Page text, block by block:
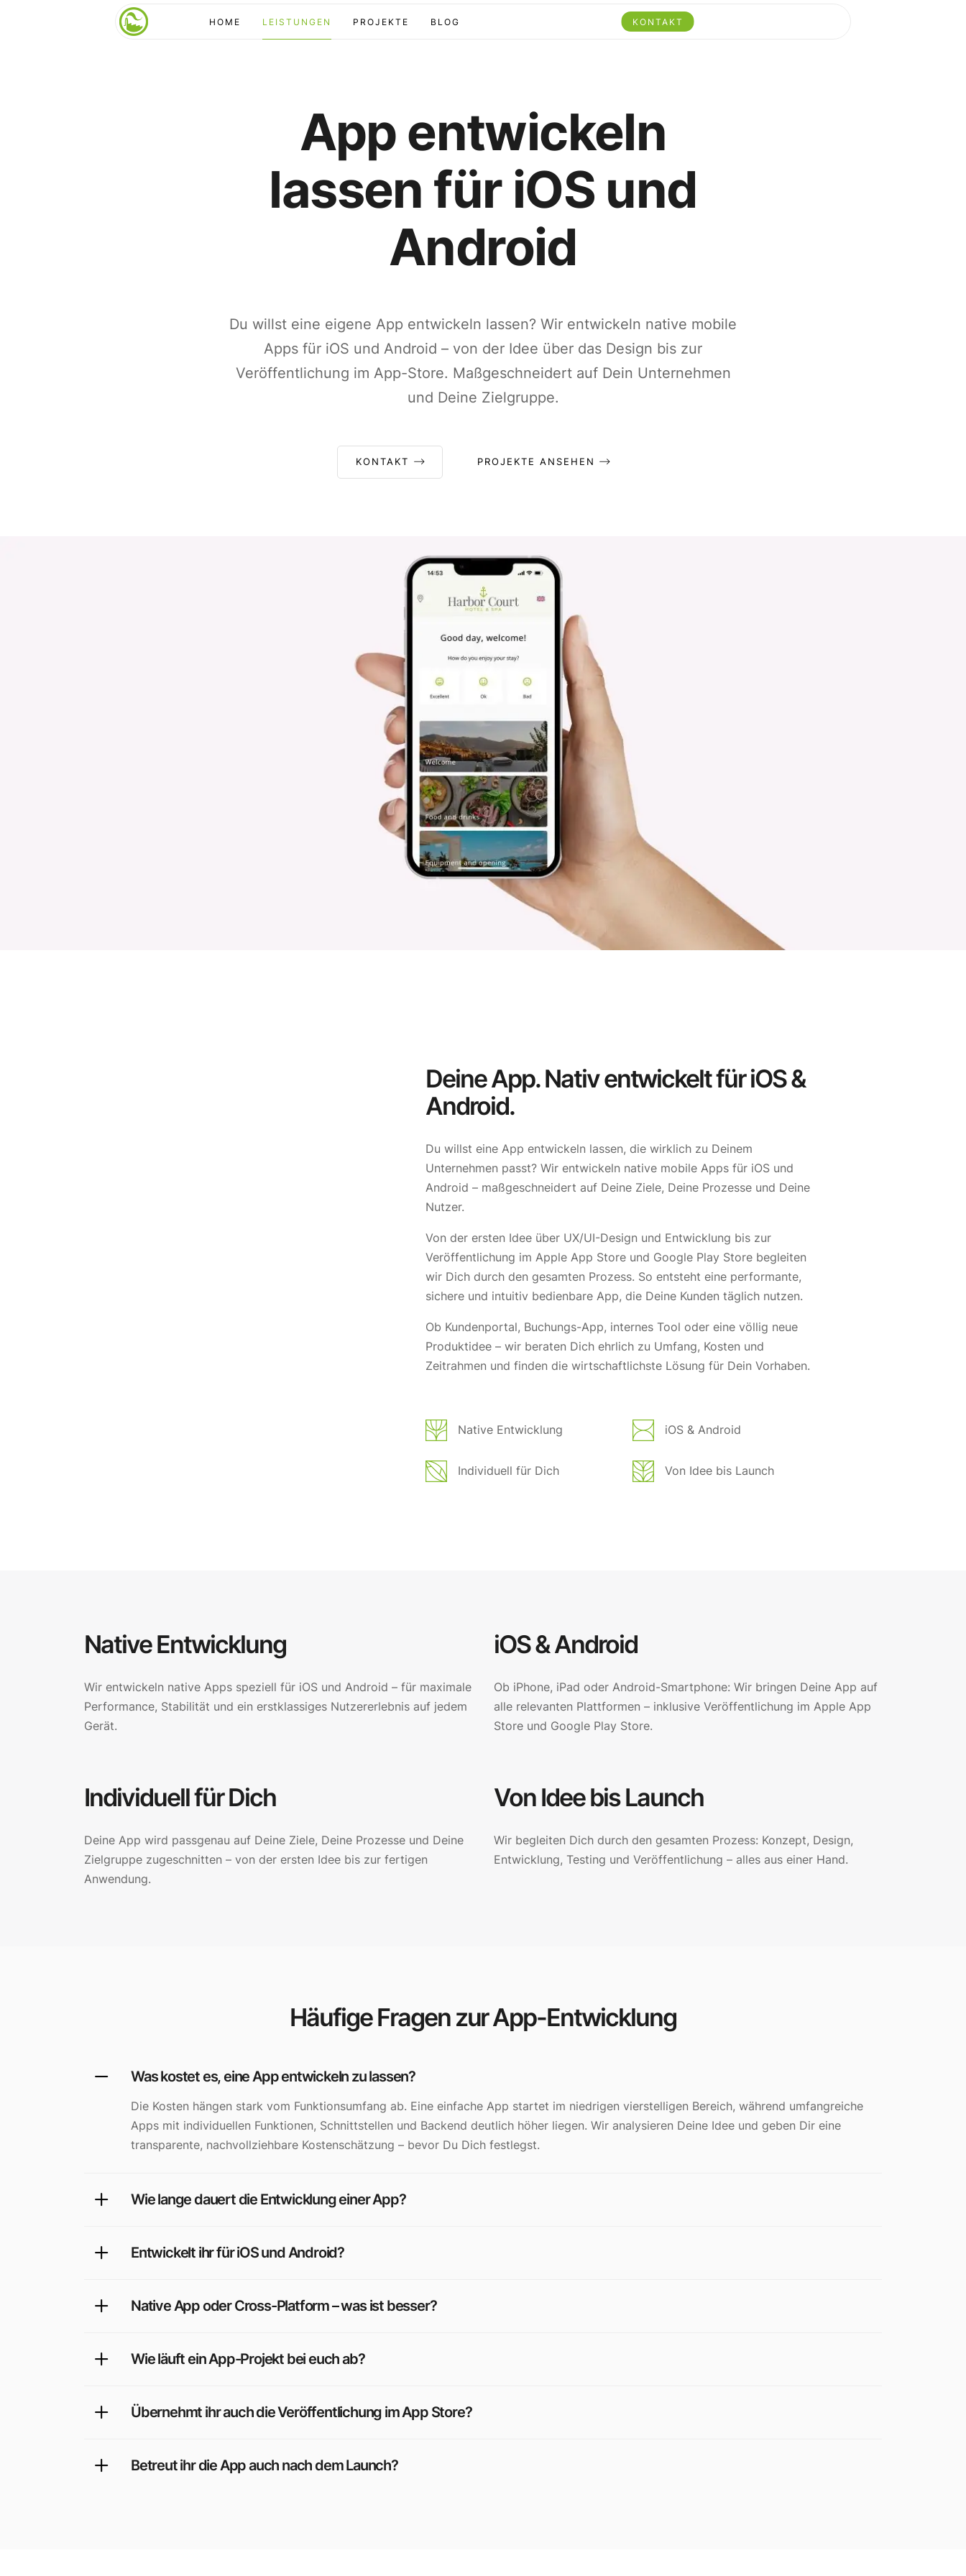
HOME LEISTUNGEN PROJEKTE BLOG KONTAKT
App entwickeln
lassen für iOS und
Android
Du willst eine eigene App entwickeln lassen? Wir entwickeln native mobile
Apps für iOS und Android – von der Idee über das Design bis zur
Veröffentlichung im App-Store. Maßgeschneidert auf Dein Unternehmen
und Deine Zielgruppe.
KONTAKT PROJEKTE ANSEHEN
Deine App. Nativ entwickelt für iOS &
Android.
Du willst eine App entwickeln lassen, die wirklich zu Deinem
Unternehmen passt? Wir entwickeln native mobile Apps für iOS und
Android – maßgeschneidert auf Deine Ziele, Deine Prozesse und Deine
Nutzer.
Von der ersten Idee über UX/UI-Design und Entwicklung bis zur
Veröffentlichung im Apple App Store und Google Play Store begleiten
wir Dich durch den gesamten Prozess. So entsteht eine performante,
sichere und intuitiv bedienbare App, die Deine Kunden täglich nutzen.
Ob Kundenportal, Buchungs-App, internes Tool oder eine völlig neue
Produktidee – wir beraten Dich ehrlich zu Umfang, Kosten und
Zeitrahmen und finden die wirtschaftlichste Lösung für Dein Vorhaben.
Native Entwicklung iOS & Android
Individuell für Dich Von Idee bis Launch
Native Entwicklung
Wir entwickeln native Apps speziell für iOS und Android – für maximale
Performance, Stabilität und ein erstklassiges Nutzererlebnis auf jedem
Gerät.
iOS & Android
Ob iPhone, iPad oder Android-Smartphone: Wir bringen Deine App auf
alle relevanten Plattformen – inklusive Veröffentlichung im Apple App
Store und Google Play Store.
Individuell für Dich
Deine App wird passgenau auf Deine Ziele, Deine Prozesse und Deine
Zielgruppe zugeschnitten – von der ersten Idee bis zur fertigen
Anwendung.
Von Idee bis Launch
Wir begleiten Dich durch den gesamten Prozess: Konzept, Design,
Entwicklung, Testing und Veröffentlichung – alles aus einer Hand.
Häufige Fragen zur App-Entwicklung
Was kostet es, eine App entwickeln zu lassen?
Die Kosten hängen stark vom Funktionsumfang ab. Eine einfache App startet im niedrigen vierstelligen Bereich, während umfangreiche
Apps mit individuellen Funktionen, Schnittstellen und Backend deutlich höher liegen. Wir analysieren Deine Idee und geben Dir eine
transparente, nachvollziehbare Kostenschätzung – bevor Du Dich festlegst.
Wie lange dauert die Entwicklung einer App?
Entwickelt ihr für iOS und Android?
Native App oder Cross-Platform – was ist besser?
Wie läuft ein App-Projekt bei euch ab?
Übernehmt ihr auch die Veröffentlichung im App Store?
Betreut ihr die App auch nach dem Launch?